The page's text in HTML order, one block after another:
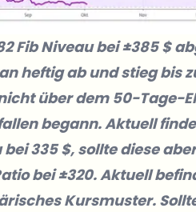
Fib Niveau bei ±385 $
heftig ab und stieg bis
über dem 50-Tage-
begann. Aktuell
335 $, sollte diese
bei ±320. Aktuell
Kursmuster.